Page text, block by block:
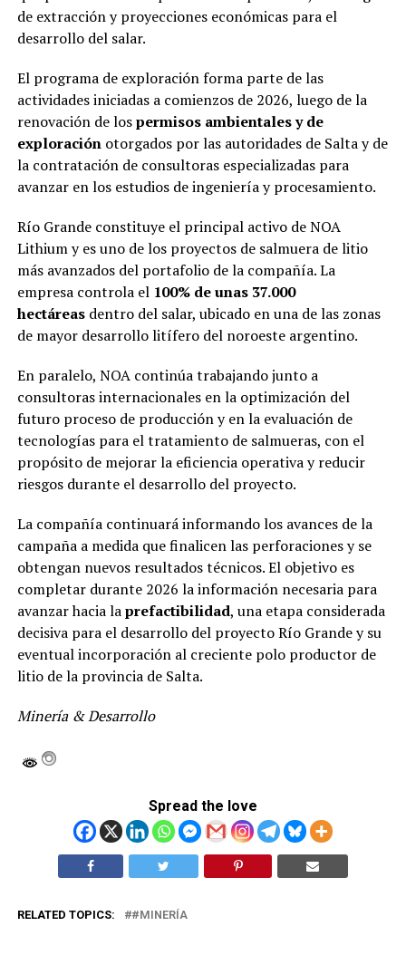
de extracción y proyecciones económicas para el
desarrollo del salar.
El programa de exploración forma parte de las
actividades iniciadas a comienzos de 2026, luego de la
renovación de lospermisos ambientales y de
exploraciónotorgados por las autoridades de Salta y de
la contratación de consultoras especializadas para
avanzar en los estudios de ingeniería y procesamiento.
Río Grande constituye el principal activo de NOA
Lithium y es uno de los proyectos de salmuera de litio
más avanzados del portafolio de la compañía. La
empresa controla el 100% de unas 37.000
hectáreasdentro del salar, ubicado en una de las zonas
de mayor desarrollo litífero del noroeste argentino.
En paralelo, NOA continúa trabajando junto a
consultoras internacionales en la optimización del
futuro proceso de producción y en la evaluación de
tecnologías para el tratamiento de salmueras, con el
propósito de mejorar la eficiencia operativa y reducir
riesgos durante el desarrollo del proyecto.
La compañía continuará informando los avances de la
campaña a medida que finalicen las perforaciones y se
obtengan nuevos resultados técnicos. El objetivo es
completar durante 2026 la información necesaria para
avanzar hacia laprefactibilidad, una etapa considerada
decisiva para el desarrollo del proyecto Río Grande y su
eventual incorporación al creciente polo productor de
litio de la provincia de Salta.
Minería & Desarrollo
Spread the love
RELATED TOPICS: #MINERÍA